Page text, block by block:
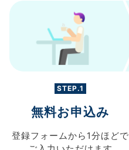
STEP.1
無料お申込み
登録フォームから 1分ほどで